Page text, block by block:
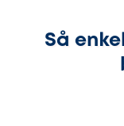
Så